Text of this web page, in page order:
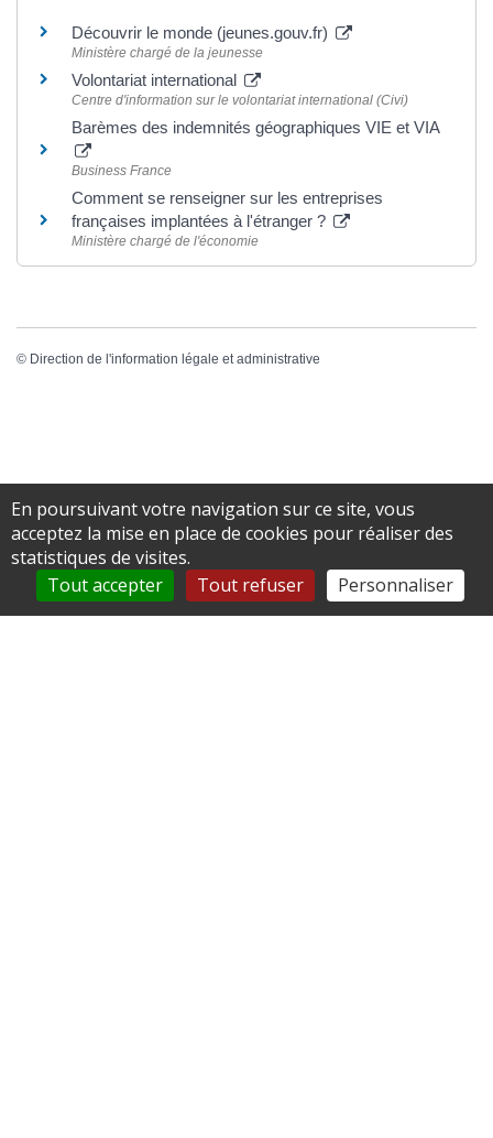
Découvrir le monde (jeunes.gouv.fr)
Ministère chargé de la jeunesse
Volontariat international
Centre d'information sur le volontariat international (Civi)
Barèmes des indemnités géographiques VIE et VIA
Business France
Comment se renseigner sur les entreprises
françaises implantées à l'étranger ?
Ministère chargé de l'économie
© Direction de l'information légale et administrative
En poursuivant votre navigation sur ce site, vous
acceptez la mise en place de cookies pour réaliser des
statistiques de visites.
Tout accepter
Tout refuser Personnaliser